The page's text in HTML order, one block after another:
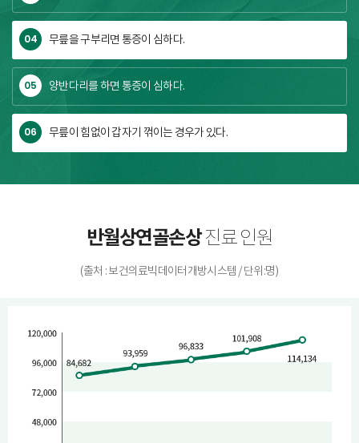
04 무릎을 구부리면 통증이 심하다.
05 양반다리를 하면 통증이 심하다.
06 무릎이 힘없이 갑자기 꺾이는 경우가 있다.
반월상연골손상진료 인원
(출처 : 보건의료빅데이터개방시스템 / 단위:명)